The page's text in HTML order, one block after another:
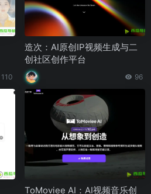
110
造次：AI原创IP视频生成与二
创社区创作平台
96
ToMoviee AI：AI视频音乐创